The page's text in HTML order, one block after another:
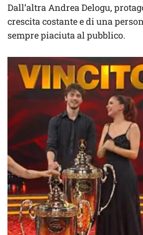
Dall’altra Andrea Delogu,
crescita costante e di una
sempre piaciuta al pubblico.